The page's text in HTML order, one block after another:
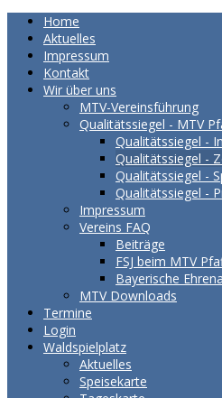
Home
Aktuelles
Impressum
Kontakt
Wir über uns
MTV-Vereinsführung
Qualitätssiegel - MTV
Qualitätssiegel -
Qualitätssiegel -
Qualitätssiegel -
Qualitätssiegel -
Impressum
Vereins FAQ
Beiträge
FSJ beim MTV
Bayerische
MTV Downloads
Termine
Login
Waldspielplatz
Aktuelles
Speisekarte